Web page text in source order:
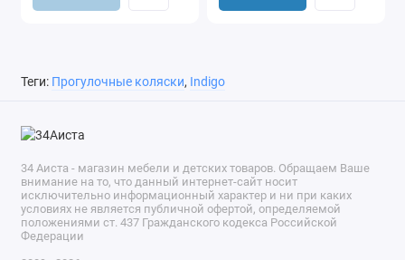
Теги: Прогулочные коляски, Indigo
34 Аиста - магазин мебели и детских товаров. Обращаем Ваше
внимание на то, что данный интернет-сайт носит
исключительно информационный характер и ни при каких
условиях не является публичной офертой, определяемой
положениями ст. 437 Гражданского кодекса Российской
Федерации